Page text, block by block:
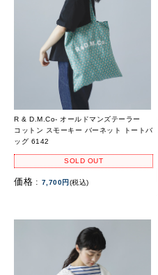
R & D.M.Co- オールドマンズテーラー
コットン スモーキー バーネット トートバ
ッグ 6142
SOLD OUT
価格 : 7,700円(税込)